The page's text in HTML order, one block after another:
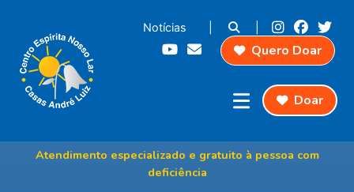
Notícias
Quero Doar
Doar
Especialidades Clínicas
Atendimento especializado e gratuito à pessoa com
deficiência